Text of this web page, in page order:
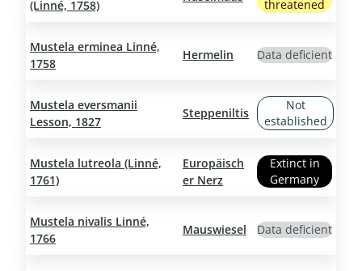
(Linné, 1758) threatened
Mustela erminea Linné,
1758
Hermelin Data deficient
Mustela eversmanii
Lesson, 1827
Steppeniltis
Not
established
Mustela lutreola (Linné,
1761)
Europäisch
er Nerz
Extinct in
Germany
Mustela nivalis Linné,
1766
Mauswiesel Data deficient